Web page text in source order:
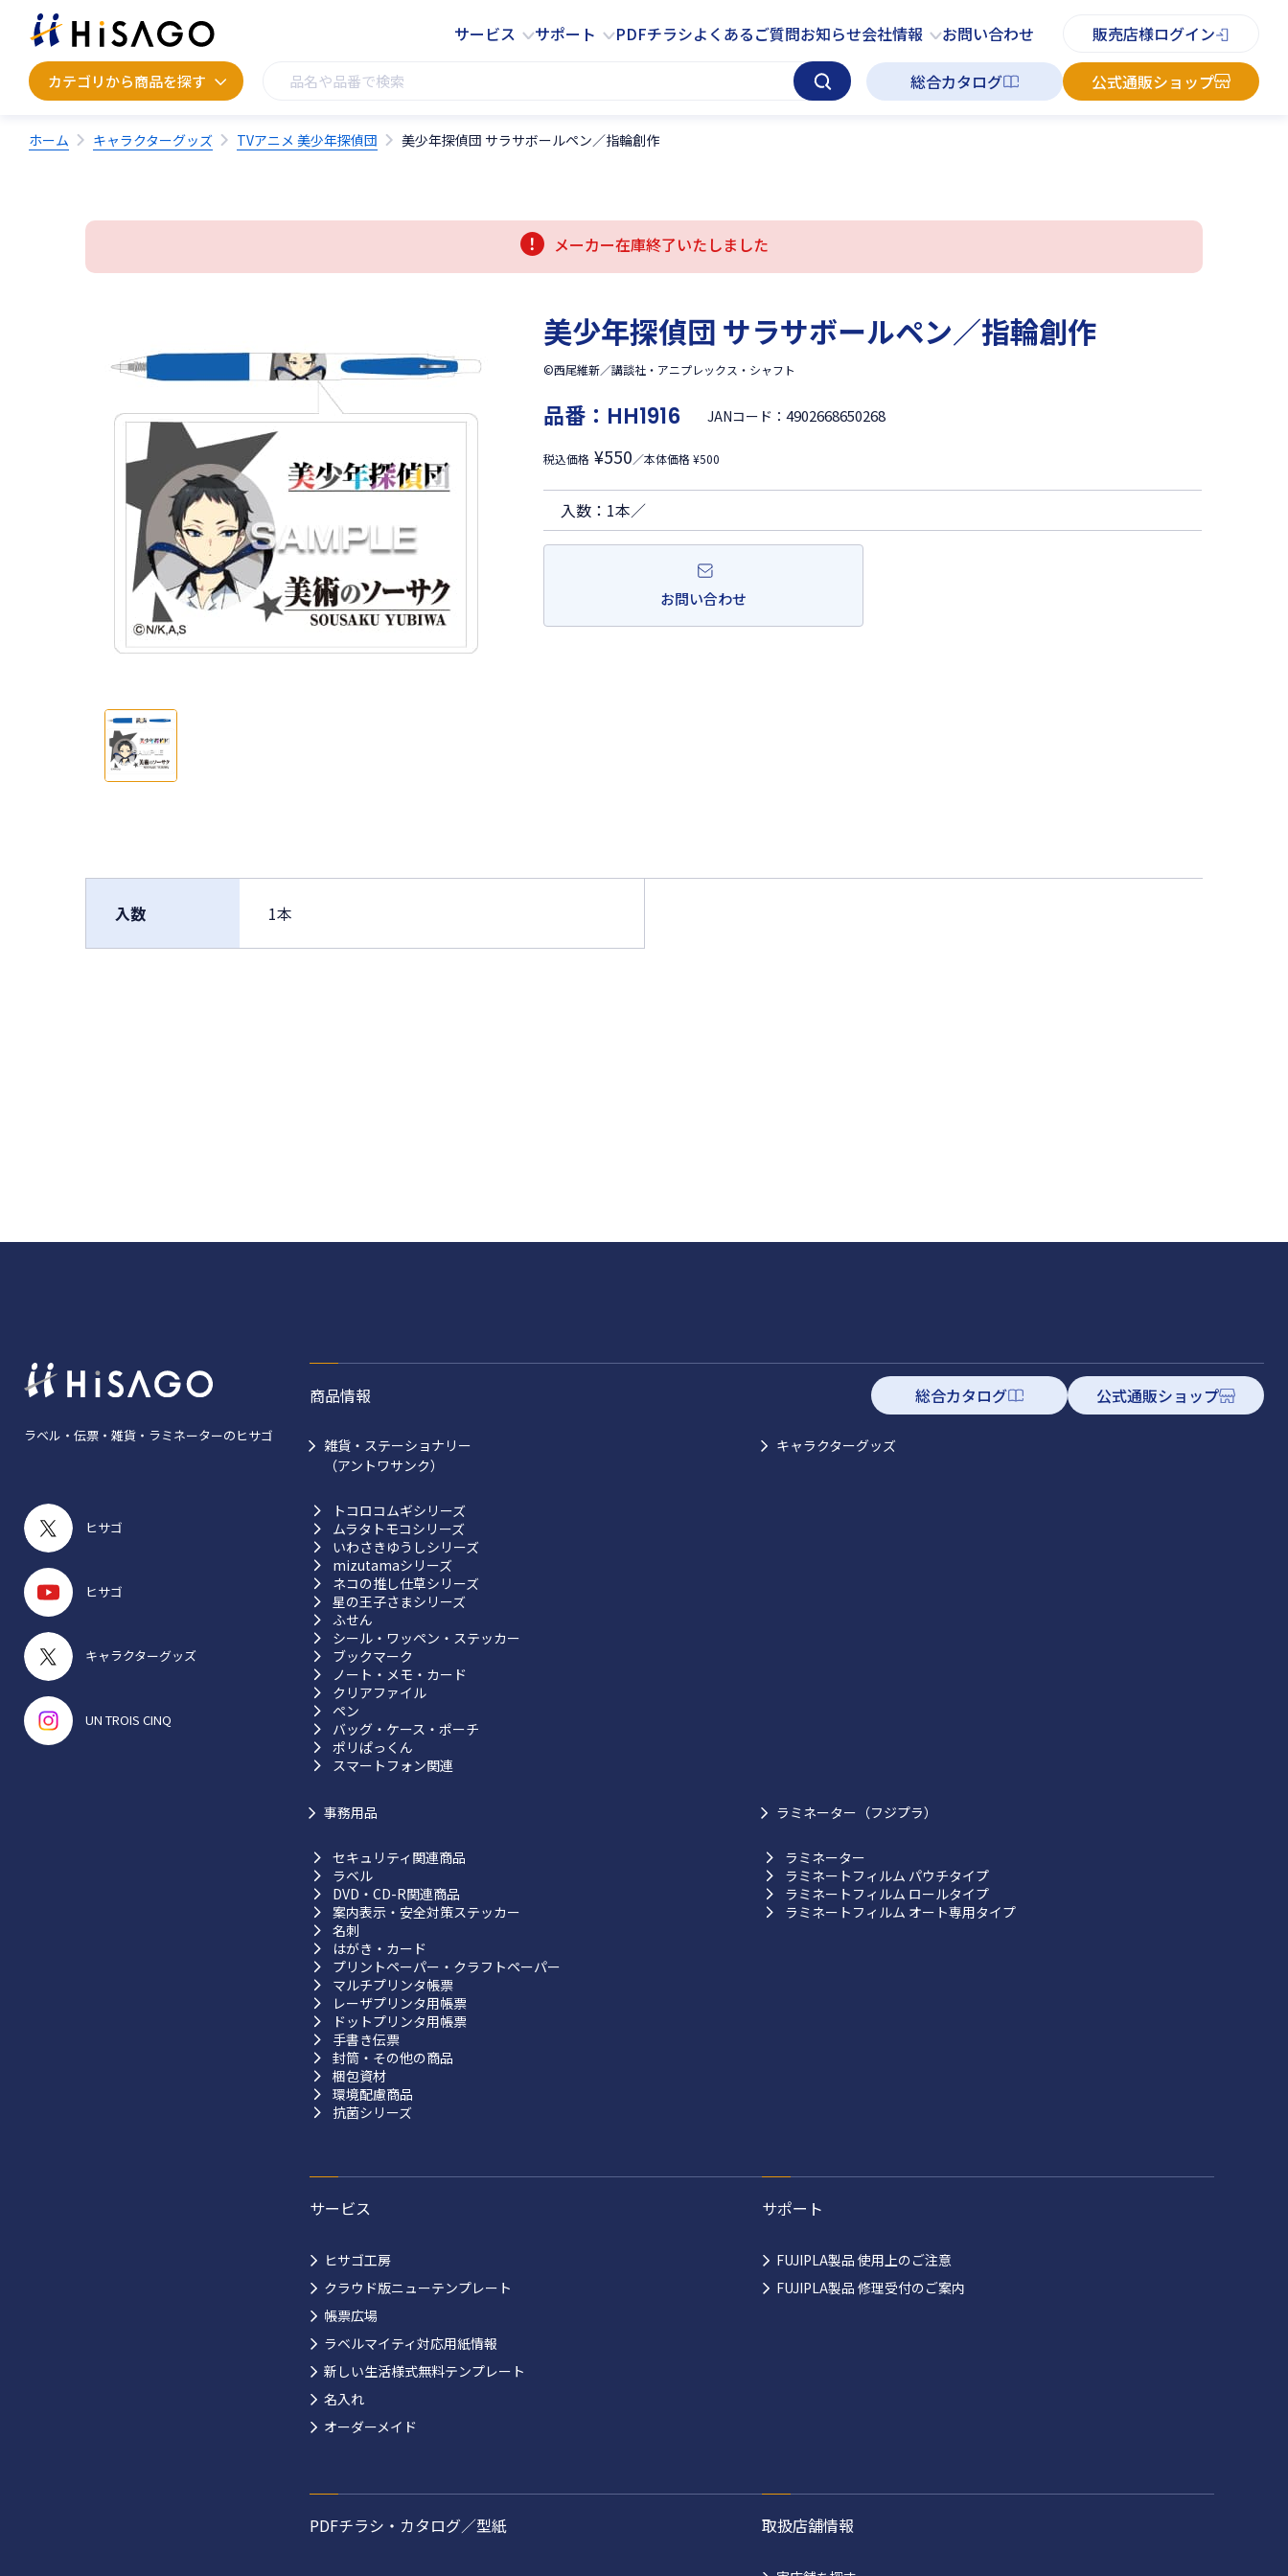
サービス サポート PDFチラシよくあるご質問お知らせ会社情報 お問い合わせ 販売店様ログイン
カテゴリから商品を探す 総合カタログ 公式通販ショップ
カテゴリから商品を探す サービス サポート PDFチラシ よくあるご質問 お知らせ お問い合わせ
ホーム キャラクターグッズ TVアニメ 美少年探偵団 美少年探偵団 サラサボールペン／指輪創作
メーカー在庫終了いたしました
美少年探偵団 サラサボールペン／指輪創作
©西尾維新／講談社・アニプレックス・シャフト
品番： HH1916 JANコード：4902668650268
税込価格 ¥550／本体価格 ¥500
入数：1本／
お問い合わせ
入数 1本
ラベル・伝票・雑貨・ラミネーターのヒサゴ
ヒサゴ
ヒサゴ
キャラクターグッズ
UN TROIS CINQ
商品情報 総合カタログ 公式通販ショップ
雑貨・ステーショナリー
（アントワサンク）
トコロコムギシリーズ
ムラタトモコシリーズ
いわさきゆうしシリーズ
mizutamaシリーズ
ネコの推し仕草シリーズ
星の王子さまシリーズ
ふせん
シール・ワッペン・ステッカー
ブックマーク
ノート・メモ・カード
クリアファイル
ペン
バッグ・ケース・ポーチ
ポリぱっくん
スマートフォン関連
キャラクターグッズ
事務用品
セキュリティ関連商品
ラベル
DVD・CD-R関連商品
案内表示・安全対策ステッカー
名刺
はがき・カード
プリントペーパー・クラフトペーパー
マルチプリンタ帳票
レーザプリンタ用帳票
ドットプリンタ用帳票
手書き伝票
封筒・その他の商品
梱包資材
環境配慮商品
抗菌シリーズ
ラミネーター（フジプラ）
ラミネーター
ラミネートフィルム パウチタイプ
ラミネートフィルム ロールタイプ
ラミネートフィルム オート専用タイプ
サービス
ヒサゴ工房
クラウド版ニューテンプレート
帳票広場
ラベルマイティ対応用紙情報
新しい生活様式無料テンプレート
名入れ
オーダーメイド
サポート
FUJIPLA製品 使用上のご注意
FUJIPLA製品 修理受付のご案内
PDFチラシ・カタログ／型紙 取扱店舗情報